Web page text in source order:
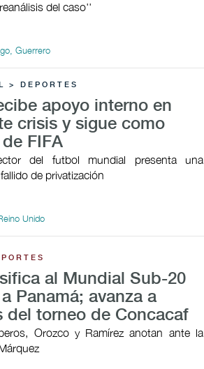
del caso''
Guerrero
> DEPORTES
apoyo interno en
crisis y sigue como
FIFA
del futbol mundial presenta una
de privatización
Unido
al Mundial Sub-20
Panamá; avanza a
del torneo de Concacaf
Orozco y Ramírez anotan ante la